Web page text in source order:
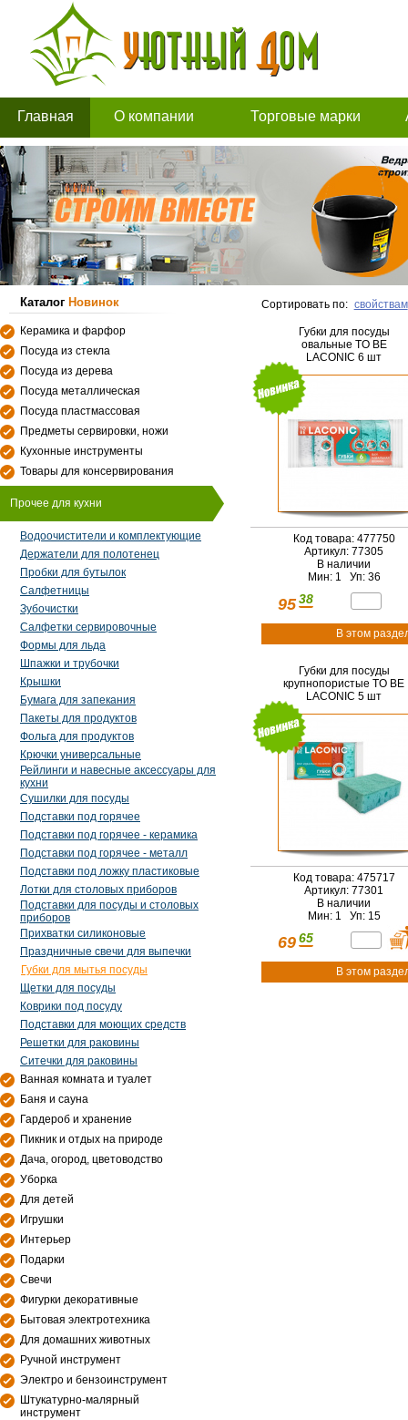
Главная О компании Торговые марки
Каталог Новинок
Керамика и фарфор
Посуда из стекла
Посуда из дерева
Посуда металлическая
Посуда пластмассовая
Предметы сервировки, ножи
Кухонные инструменты
Товары для консервирования
Прочее для кухни
Водоочистители и комплектующие
Держатели для полотенец
Пробки для бутылок
Салфетницы
Зубочистки
Салфетки сервировочные
Формы для льда
Шпажки и трубочки
Крышки
Бумага для запекания
Пакеты для продуктов
Фольга для продуктов
Крючки универсальные
Рейлинги и навесные аксессуары для
кухни
Сушилки для посуды
Подставки под горячее
Подставки под горячее - керамика
Подставки под горячее - металл
Подставки под ложку пластиковые
Лотки для столовых приборов
Подставки для посуды и столовых
приборов
Прихватки силиконовые
Праздничные свечи для выпечки
Губки для мытья посуды
Щетки для посуды
Коврики под посуду
Подставки для моющих средств
Решетки для раковины
Ситечки для раковины
Ванная комната и туалет
Баня и сауна
Гардероб и хранение
Пикник и отдых на природе
Дача, огород, цветоводство
Уборка
Для детей
Игрушки
Интерьер
Подарки
Свечи
Фигурки декоративные
Бытовая электротехника
Для домашних животных
Ручной инструмент
Электро и бензоинструмент
Штукатурно-малярный
инструмент
Сортировать по: свойствам
Губки для посуды
овальные TO BE
LACONIC 6 шт
Код товара: 477750
Артикул: 77305
В наличии
Мин: 1 Уп: 36
95 38
В этом
Губки для посуды
крупнопористые TO BE
LACONIC 5 шт
Код товара: 475717
Артикул: 77301
В наличии
Мин: 1 Уп: 15
69 65
В этом